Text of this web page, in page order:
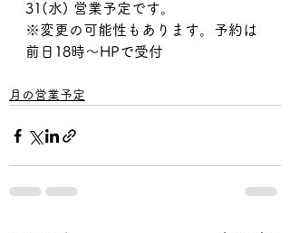
31(水) 営業予定です。
※変更の可能性もあります。予約は
前日18時〜HPで受付
月の営業予定